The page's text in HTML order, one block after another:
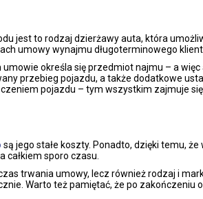
jest to rodzaj dzierżawy auta, która
umowy wynajmu długoterminowego
określa się przedmiot najmu – a
przebieg pojazdu, a także dodatkowe
pojazdu – tym wszystkim zajmuje
są jego stałe koszty. Ponadto, dzięki temu,
sporo czasu.
trwania umowy, lecz również rodzaj i
Warto też pamiętać, że po